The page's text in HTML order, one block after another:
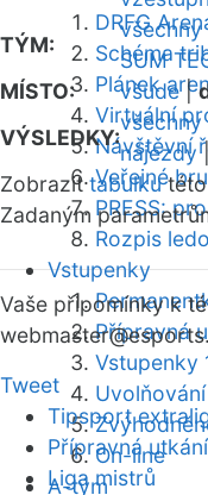
DRFG
Schéma
Plánek
Virtuální
Návštěvní
Veřejné
PRESS:
Rozpis
Vstupenky
Přípravná
Vstupenky
On-line
A-tým
TÝM:
všechny
SUM
MÍSTO:
všude|
VÝSLEDKY:
všechny
nájezdy
Zobrazittabulkutéto
Zadaným
Vaše připomínky k
webmaster
Tweet
Tipsport
Přípravná utkání
Liga mistrů